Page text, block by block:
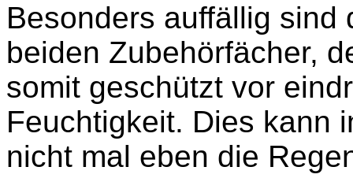
Besonders auffällig sind
beiden Zubehörfächer,
somit geschützt vor
Feuchtigkeit. Dies kann
nicht mal eben die